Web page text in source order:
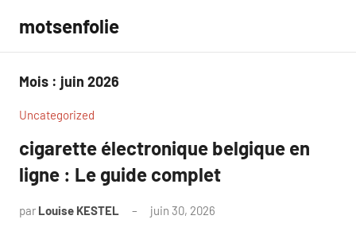
contenu
motsenfolie
Mois : juin 2026
Uncategorized
cigarette électronique belgique en
ligne : Le guide complet
par Louise KESTEL juin 30, 2026